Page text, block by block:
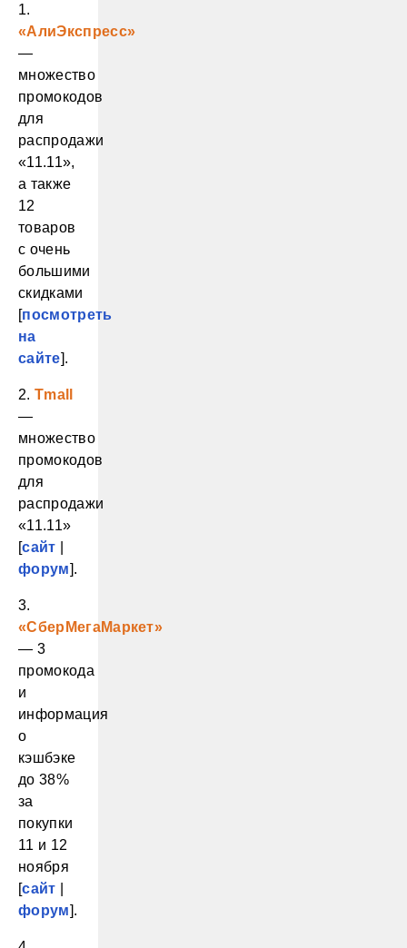
1.
«АлиЭкспресс»
—
множество
промокодов
для
распродажи
«11.11»,
а также
12
товаров
с очень
большими
скидками
[посмотреть
на
сайте].
2. Tmall
—
множество
промокодов
для
распродажи
«11.11»
[сайт
форум].
3.
«СберМегаМаркет»
— 3
промокода
и
информация
о
кэшбэке
до 38%
за
покупки
11 и 12
ноября
[сайт
форум].